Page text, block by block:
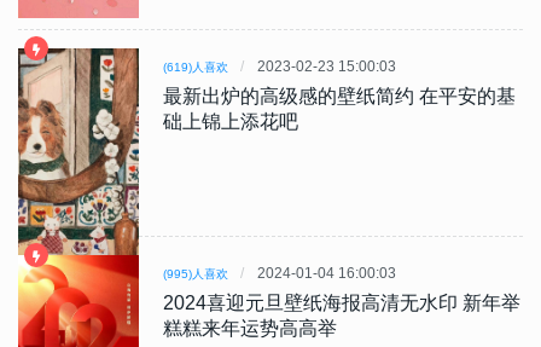
(619)人喜欢 2023-02-23 15:00:03
最新出炉的高级感的壁纸简约 在平安的基
础上锦上添花吧
(995)人喜欢 2024-01-04 16:00:03
2024喜迎元旦壁纸海报高清无水印 新年举
糕糕来年运势高高举